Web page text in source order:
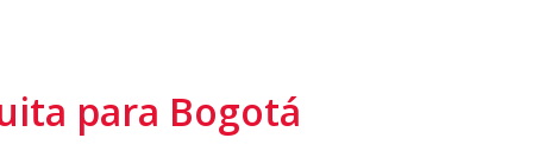
para Bogotá